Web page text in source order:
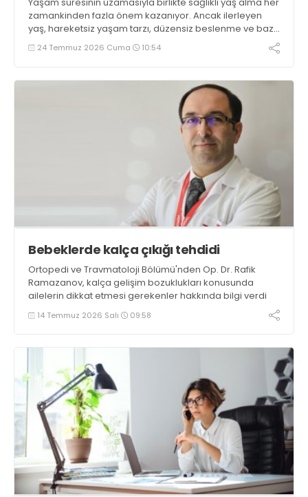
zamankinden fazla önem kazanıyor. Ancak ilerleyen
yaş, hareketsiz yaşam tarzı, düzensiz beslenme ve bazı
kronik hastalıklar nedeniyle kaslar zamanla güç
kaybedebiliyor
24 Temmuz 2026 Cuma 10:54
Bebeklerde kalça çıkığı tehdidi
Ortopedi ve Travmatoloji Bölümü'nden Op. Dr. Rafik
Ramazanov, kalça gelişim bozuklukları konusunda
ailelerin dikkat etmesi gerekenler hakkında bilgi verdi
14 Temmuz 2026 Salı 09:58